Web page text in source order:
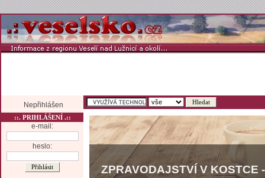
Nepřihlášen
::. PRIHLÁŠENÍ .::
e-mail:
heslo:
ZPRAVODAJSTVÍ V KOSTCE